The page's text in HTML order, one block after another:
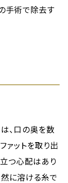
手術で除去す
、口の奥を数
ァットを取り出
つ心配はあり
然に溶ける糸で